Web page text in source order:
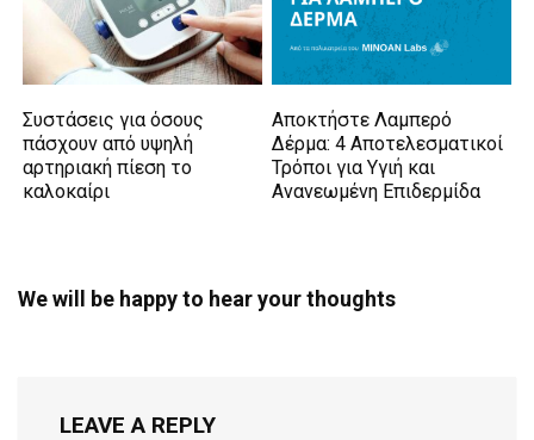
Συστάσεις για όσους
πάσχουν από υψηλή
αρτηριακή πίεση το
καλοκαίρι
Αποκτήστε Λαμπερό
Δέρμα: 4 Αποτελεσματικοί
Τρόποι για Υγιή και
Ανανεωμένη Επιδερμίδα
We will be happy to hear your thoughts
LEAVE A REPLY